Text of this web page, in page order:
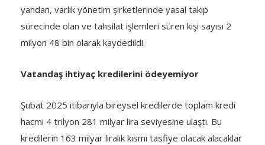
yandan, varlık yönetim şirketlerinde yasal takip
sürecinde olan ve tahsilat işlemleri süren kişi sayısı 2
milyon 48 bin olarak kaydedildi.
Vatandaş ihtiyaç kredilerini ödeyemiyor
Şubat 2025 itibarıyla bireysel kredilerde toplam kredi
hacmi 4 trilyon 281 milyar lira seviyesine ulaştı. Bu
kredilerin 163 milyar liralık kısmı tasfiye olacak alacaklar